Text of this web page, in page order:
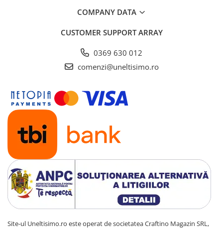
COMPANY DATA
CUSTOMER SUPPORTARRAY
0369 630 012
comenzi@uneltisimo.ro
Site-ul Uneltisimo.ro este operat de societatea Craftino Magazin SRL,